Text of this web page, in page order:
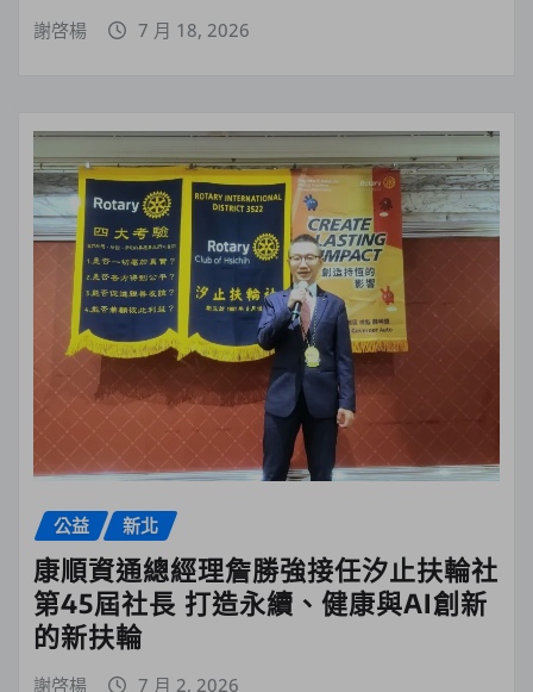
謝啓楊 7 月 18, 2026
公益 新北
康順資通總經理詹勝強接任汐止扶輪社
第45屆社長 打造永續、健康與AI創新
的新扶輪
謝啓楊 7 月 2, 2026